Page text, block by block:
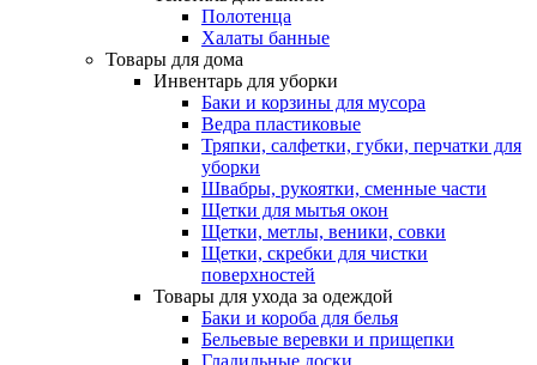
Полотенца
Халаты банные
Товары для дома
Инвентарь для уборки
Баки и корзины для мусора
Ведра пластиковые
Тряпки, салфетки, губки, перчатки для
уборки
Швабры, рукоятки, сменные части
Щетки для мытья окон
Щетки, метлы, веники, совки
Щетки, скребки для чистки
поверхностей
Товары для ухода за одеждой
Баки и короба для белья
Бельевые веревки и прищепки
Гладильные доски